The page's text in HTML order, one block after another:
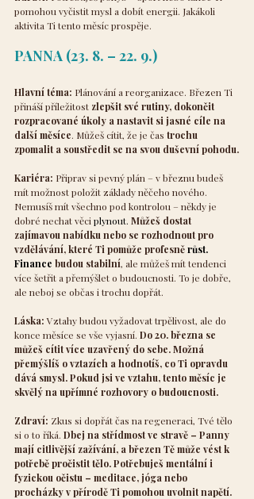
pomohou vyčistit mysl a dobít energii. Jakákoli
aktivita Ti tento měsíc prospěje.
PANNA (23. 8. – 22. 9.)
Hlavní téma: Plánování a reorganizace. Březen Ti
přináší příležitost zlepšit své rutiny, dokončit
rozpracované úkoly a nastavit si jasné cíle na
další měsíce. Můžeš cítit, že je čas trochu
zpomalit a soustředit se na svou duševní pohodu.
Kariéra: Připrav si pevný plán – v březnu budeš
mít možnost položit základy něčeho nového.
Nemusíš mít všechno pod kontrolou – někdy je
dobré nechat věci plynout. Můžeš dostat
zajímavou nabídku nebo se rozhodnout pro
vzdělávání, které Ti pomůže profesně růst.
Finance budou stabilní, ale můžeš mít tendenci
více šetřit a přemýšlet o budoucnosti. To je dobře,
ale neboj se občas i trochu dopřát.
Láska: Vztahy budou vyžadovat trpělivost, ale do
konce měsíce se vše vyjasní. Do 20. března se
můžeš cítit více uzavřený do sebe. Možná
přemýšlíš o vztazích a hodnotíš, co Ti opravdu
dává smysl. Pokud jsi ve vztahu, tento měsíc je
skvělý na upřímné rozhovory o budoucnosti.
Zdraví: Zkus si dopřát čas na regeneraci, Tvé tělo
si o to říká. Dbej na střídmost ve stravě – Panny
mají citlivější zažívání, a březen Tě může vést k
potřebě pročistit tělo. Potřebuješ mentální i
fyzickou očistu – meditace, jóga nebo
procházky v přírodě Ti pomohou uvolnit napětí.